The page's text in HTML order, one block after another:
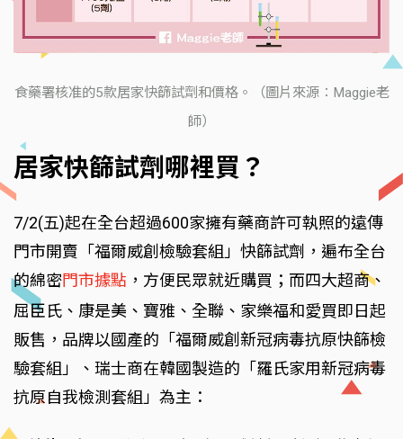
食藥署核准的5款居家快篩試劑和價格。（圖片來源：Maggie老
師）
居家快篩試劑哪裡買？
7/2(五)起在全台超過600家擁有藥商許可執照的遠傳
門市開賣「福爾威創檢驗套組」快篩試劑，遍布全台
的綿密門市據點 ，方便民眾就近購買；而四大超商、
屈臣氏、康是美、寶雅、全聯、家樂福和愛買即日起
販售，品牌以國產的「福爾威創新冠病毒抗原快篩檢
驗套組」、瑞士商在韓國製造的「羅氏家用新冠病毒
抗原自我檢測套組」為主：